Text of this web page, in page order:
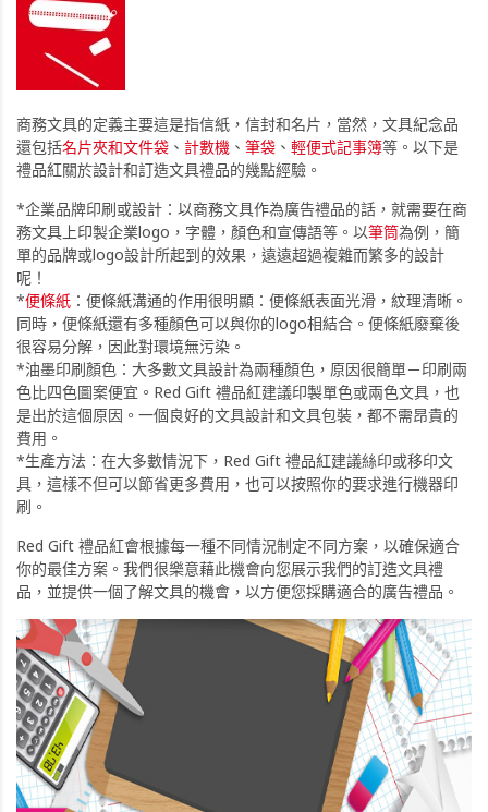
商務文具的定義主要這是指信紙，信封和名片，當然，文具紀念品
還包括名片夾和文件袋 、 計數機 、 筆袋 、 輕便式記事簿等。以下是
禮品紅關於設計和訂造文具禮品的幾點經驗。
*企業品牌印刷或設計：以商務文具作為廣告禮品的話，就需要在商
務文具上印製企業logo，字體，顏色和宣傳語等。以筆筒為例，簡
單的品牌或logo設計所起到的效果，遠遠超過複雜而繁多的設計
呢！
*便條紙 ：便條紙溝通的作用很明顯：便條紙表面光滑，紋理清晰。
同時，便條紙還有多種顏色可以與你的logo相結合。便條紙廢棄後
很容易分解，因此對環境無污染。
*油墨印刷顏色：大多數文具設計為兩種顏色，原因很簡單－印刷兩
色比四色圖案便宜。Red Gift 禮品紅建議印製單色或兩色文具，也
是出於這個原因。一個良好的文具設計和文具包裝，都不需昂貴的
費用。
*生產方法：在大多數情況下，Red Gift 禮品紅建議絲印或移印文
具，這樣不但可以節省更多費用，也可以按照你的要求進行機器印
刷。
Red Gift 禮品紅會根據每一種不同情況制定不同方案，以確保適合
你的最佳方案。我們很樂意藉此機會向您展示我們的訂造文具禮
品，並提供一個了解文具的機會，以方便您採購適合的廣告禮品。